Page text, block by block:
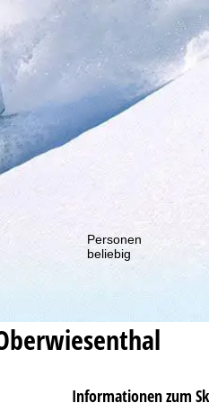
Personen
beliebig
Informationen zum